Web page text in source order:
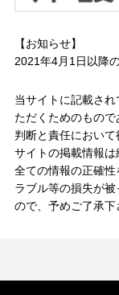
【お知らせ】
2021年4月1日以降
当サイトに記載さ
ただくためのもの
判断と責任におい
サイトの掲載情報
全ての情報の正確
ラブル等の損失が
ので、予めご了承下